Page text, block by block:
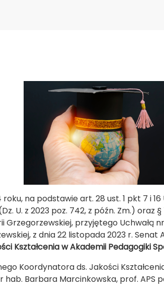
na podstawie art. 28 ust. 1 pkt 7 i
U. z 2023 poz. 742, z późn. Zm.) oraz
Grzegorzewskiej, przyjętego Uchwałą
z dnia 22 listopada 2023 r. Senat
Kształcenia w Akademii Pedagogiki
Koordynatora ds. Jakości
hab. Barbara Marcinkowska, prof. APS